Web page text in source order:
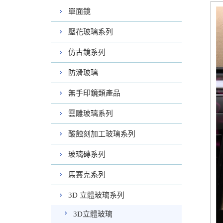
單面鏡
壓花玻璃系列
仿古鏡系列
防滑玻璃
無手印鏡類產品
雲雕玻璃系列
酸蝕刻加工玻璃系列
玻璃磚系列
馬賽克系列
3D 立體玻璃系列
3D立體玻璃